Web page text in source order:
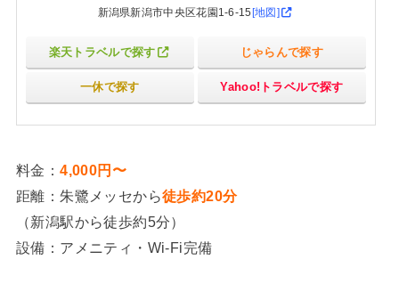
新潟県新潟市中央区花園1-6-15 [地図]
楽天トラベルで探す じゃらんで探す
一休で探す Yahoo!トラベルで探す
料金：4,000円〜
距離：朱鷺メッセから徒歩約20分
（新潟駅から徒歩約5分）
設備：アメニティ・Wi-Fi完備